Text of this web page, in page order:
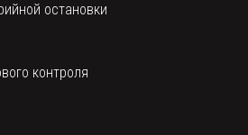
остановки
контроля